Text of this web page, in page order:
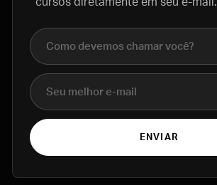
Nome completo
E-mail
ENVIAR